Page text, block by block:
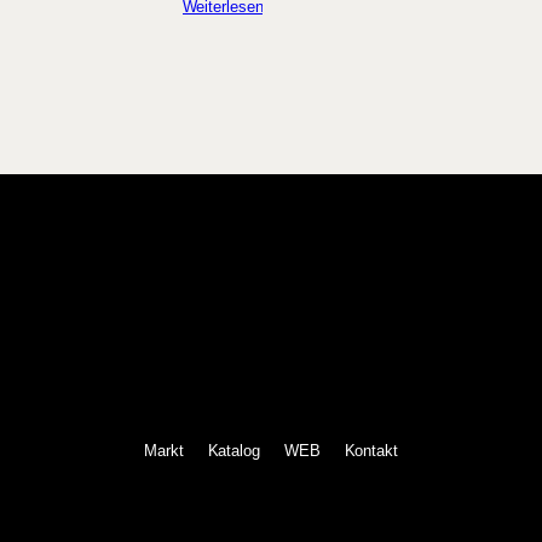
Weiterlesen
Markt Katalog WEB Kontakt